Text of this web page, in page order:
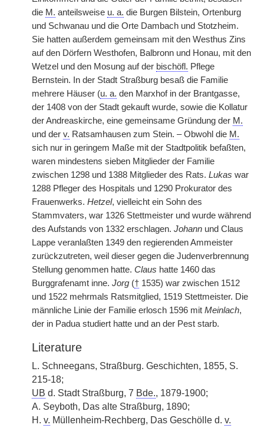
die M. anteilsweise u. a. die Burgen Bilstein, Ortenburg
und Schwanau und die Orte Dambach und Stotzheim.
Sie hatten außerdem gemeinsam mit den Westhus Zins
auf den Dörfern Westhofen, Balbronn und Honau, mit den
Wetzel und den Mosung auf der bischöfl. Pflege
Bernstein. In der Stadt Straßburg besaß die Familie
mehrere Häuser (u. a. den Marxhof in der Brantgasse,
der 1408 von der Stadt gekauft wurde, sowie die Kollatur
der Andreaskirche, eine gemeinsame Gründung der M.
und der v. Ratsamhausen zum Stein. – Obwohl die M.
sich nur in geringem Maße mit der Stadtpolitik befaßten,
waren mindestens sieben Mitglieder der Familie
zwischen 1298 und 1388 Mitglieder des Rats. Lukas war
1288 Pfleger des Hospitals und 1290 Prokurator des
Frauenwerks. Hetzel, vielleicht ein Sohn des
Stammvaters, war 1326 Stettmeister und wurde während
des Aufstands von 1332 erschlagen. Johann und Claus
Lappe veranlaßten 1349 den regierenden Ammeister
zurückzutreten, weil dieser gegen die Judenverbrennung
Stellung genommen hatte. Claus hatte 1460 das
Burggrafenamt inne. Jorg († 1535) war zwischen 1512
und 1522 mehrmals Ratsmitglied, 1519 Stettmeister. Die
männliche Linie der Familie erlosch 1596 mit Meinlach,
der in Padua studiert hatte und an der Pest starb.
Literature
L. Schneegans, Straßburg. Geschichten, 1855, S.
215-18;
UB d. Stadt Straßburg, 7 Bde., 1879-1900;
A. Seyboth, Das alte Straßburg, 1890;
H. v. Müllenheim-Rechberg, Das Geschölle d. v.